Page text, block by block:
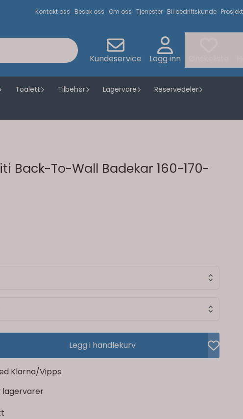
Kontakt oss Besøk oss Om oss Tjenester Bli bedriftskunde Prosjekt
Kundeservice Logg inn
Toalett Tilbehør Lagervare
Reservedeler
Back-To-Wall Badekar 160-170-
Legg i handlekurv
Klarna/Vipps
lagervarer